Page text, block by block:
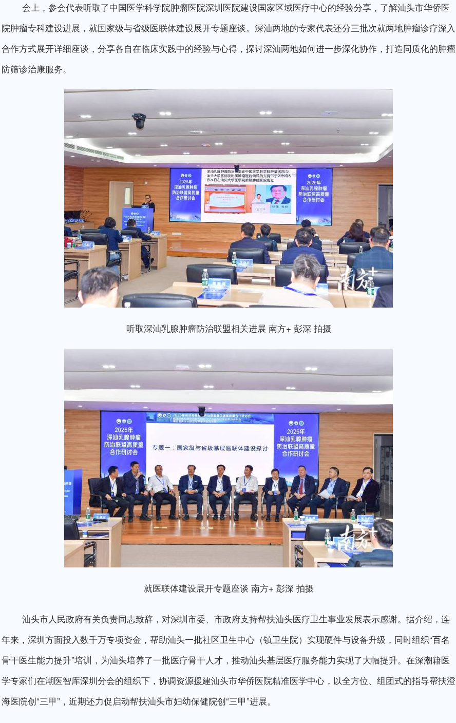
会上，参会代表听取了中国医学科学院肿瘤医院深圳医院建设国家区域医疗中心的经验分享，了解汕头市华侨医
院肿瘤专科建设进展，就国家级与省级医联体建设展开专题座谈。深汕两地的专家代表还分三批次就两地肿瘤诊疗深入
合作方式展开详细座谈，分享各自在临床实践中的经验与心得，探讨深汕两地如何进一步深化协作，打造同质化的肿瘤
防筛诊治康服务。
听取深汕乳腺肿瘤防治联盟相关进展 南方+ 彭深 拍摄
就医联体建设展开专题座谈 南方+ 彭深 拍摄
汕头市人民政府有关负责同志致辞，对深圳市委、市政府支持帮扶汕头医疗卫生事业发展表示感谢。据介绍，连
年来，深圳方面投入数千万专项资金，帮助汕头一批社区卫生中心（镇卫生院）实现硬件与设备升级，同时组织“百名
骨干医生能力提升”培训，为汕头培养了一批医疗骨干人才，推动汕头基层医疗服务能力实现了大幅提升。在深潮籍医
学专家们在潮医智库深圳分会的组织下，协调资源援建汕头市华侨医院精准医学中心，以全方位、组团式的指导帮扶澄
海医院创“三甲”，近期还力促启动帮扶汕头市妇幼保健院创“三甲”进展。